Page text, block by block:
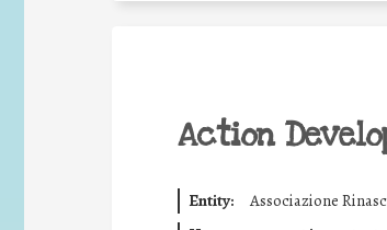
Action
Entity: Associazione